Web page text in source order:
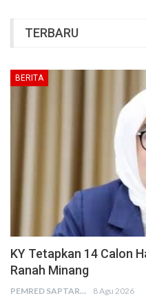
TERBARU
BERITA
KY Tetapkan 14 Calon
Ranah Minang
PEMRED SAPTARIUS 8 Agu 2026